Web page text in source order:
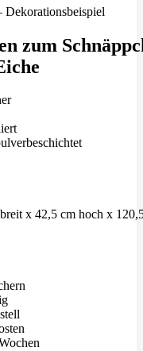
zum
x 42,5 cm hoch x